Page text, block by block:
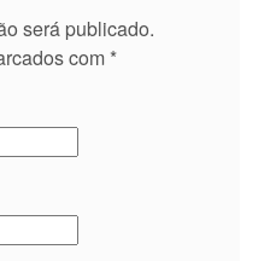
será publicado.
com *